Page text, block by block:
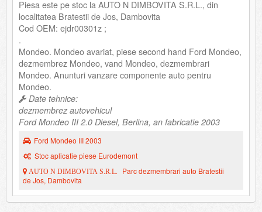
Piesa este pe stoc la AUTO N DIMBOVITA S.R.L., din
localitatea Bratestii de Jos, Dambovita
Cod OEM: ejdr00301z ;
.
Mondeo. Mondeo avariat, piese second hand Ford Mondeo,
dezmembrez Mondeo, vand Mondeo, dezmembrari
Mondeo. Anunturi vanzare componente auto pentru
Mondeo.
Date tehnice:
dezmembrez autovehicul
Ford Mondeo III 2.0 Diesel, Berlina, an fabricatie 2003
Ford Mondeo III 2003
Stoc aplicatie piese Eurodemont
AUTO N DIMBOVITA S.R.L.
Parc dezmembrari auto Bratestii
de Jos, Dambovita